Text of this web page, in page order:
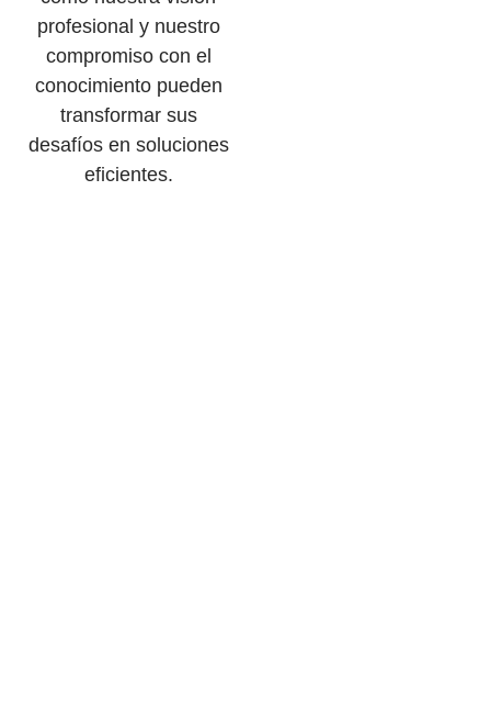
profesional y nuestro
compromiso con el
conocimiento pueden
transformar sus
desafíos en soluciones
eficientes.